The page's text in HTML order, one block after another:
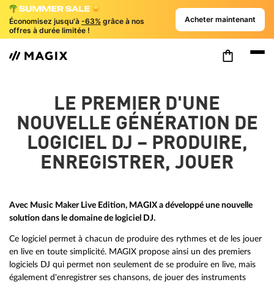
Économisez jusqu'à -63% grâce à nos
offres à durée limitée !
Acheter maintenant
LE PREMIER D'UNE
NOUVELLE GÉNÉRATION DE
LOGICIEL DJ – PRODUIRE,
ENREGISTRER, JOUER
Avec Music Maker Live Edition, MAGIX a développé une nouvelle
solution dans le domaine de logiciel DJ.
Ce logiciel permet à chacun de produire des rythmes et de les jouer
en live en toute simplicité. MAGIX propose ainsi un des premiers
logiciels DJ qui permet non seulement de se produire en live, mais
également d'enregistrer ses chansons, de jouer des instruments